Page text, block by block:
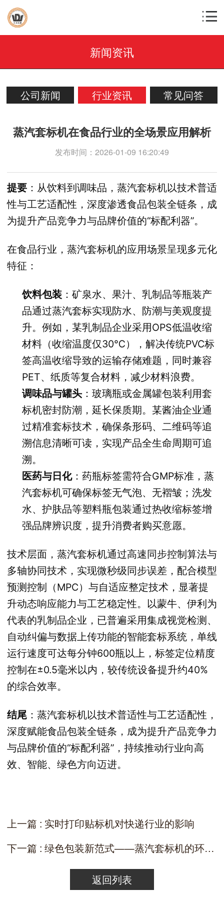
新闻资讯
公司新闻 行业资讯 常见问答
蒸汽套标机在食品行业的全场景应用解析
发布时间：2026-01-09 16:20:49
提要 ：从饮料到调味品，蒸汽套标机以技术普适
性与工艺适配性，深度渗透食品包装全链条，成
为提升产品竞争力与品牌价值的“标配利器”。
在食品行业，蒸汽套标机的应用场景呈现多元化
特征：
饮料包装 ：矿泉水、果汁、乳制品等瓶装产
品通过蒸汽套标实现防水、防潮与美观度提
升。例如，某乳制品企业采用OPS低温收缩
材料（收缩温度仅30℃），解决传统PVC标
签高温收缩导致的运输存储难题，同时兼容
PET、纸质等复合材料，减少材料浪费。
调味品与罐头 ：玻璃瓶或金属罐包装利用套
标机密封防潮，延长保质期。某酱油企业通
过精准套标技术，确保条形码、二维码等追
溯信息清晰可读，实现产品全生命周期可追
溯。
医药与日化：药瓶标签需符合GMP标准，蒸
汽套标机可确保标签无气泡、无褶皱；洗发
水、护肤品等塑料瓶包装通过热收缩标签增
强品牌辨识度，提升消费者购买意愿。
技术层面，蒸汽套标机通过高速同步控制算法与
多轴协同技术，实现微秒级同步误差，配合模型
预测控制（MPC）与自适应整定技术，显著提
升动态响应能力与工艺稳定性。以蒙牛、伊利为
代表的乳制品企业，已普遍采用集成视觉检测、
自动纠偏与数据上传功能的智能套标系统，单线
运行速度可达每分钟600瓶以上，标签定位精度
控制在±0.5毫米以内，较传统设备提升约40%
的综合效率。
结尾 ：蒸汽套标机以技术普适性与工艺适配性，
深度赋能食品包装全链条，成为提升产品竞争力
与品牌价值的“标配利器”，持续推动行业向高
效、智能、绿色方向迈进。
上一篇 : 实时打印贴标机对快递行业的影响
下一篇 : 绿色包装新范式——蒸汽套标机的环保成本优势
返回列表